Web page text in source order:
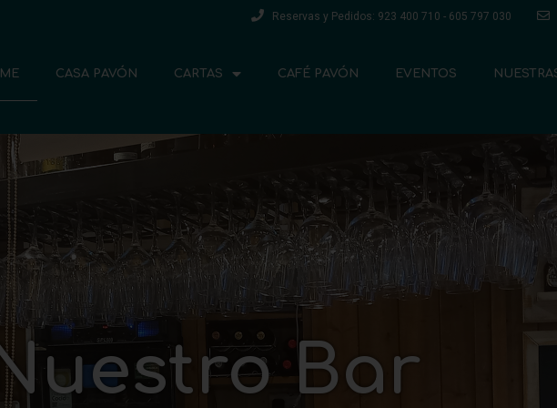
Reservas y Pedidos: 923 400 710 - 605 797 030
CASA PAVÓN CARTAS CAFÉ PAVÓN EVENTOS
Pavón, tu
casa ...